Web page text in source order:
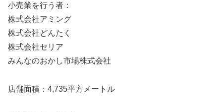
小売業を行う者：
株式会社アミング
株式会社どんたく
株式会社セリア
みんなのおかし市場株式会社
店舗面積：4,735平方メートル